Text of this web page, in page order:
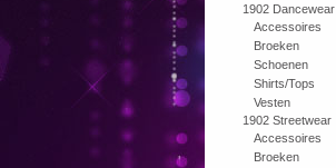
1902 Dancewear
Accessoires
Broeken
Schoenen
Shirts/Tops
Vesten
1902 Streetwear
Accessoires
Broeken